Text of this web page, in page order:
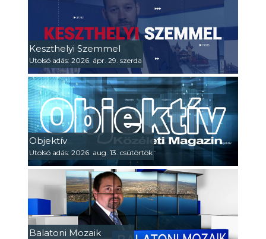
Keszthelyi Szemmel
Utolsó adás: 2026. ápr. 29. szerda
Objektív
Utolsó adás: 2026. aug. 13. csütörtök
Balatoni Mozaik